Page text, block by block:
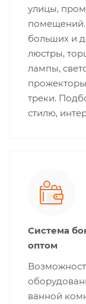
улицы,
больших и
люстры,
лампы,
треки.
стилю,
Система
оптом
ванной